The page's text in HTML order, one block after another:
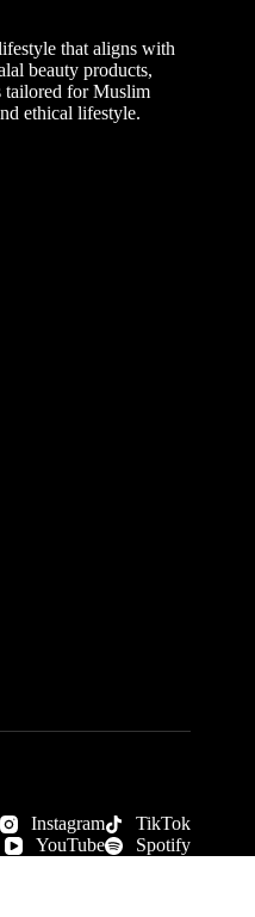
that aligns with
beauty products,
tailored for Muslim
ethical lifestyle.
Instagram
TikTok
YouTube
Spotify